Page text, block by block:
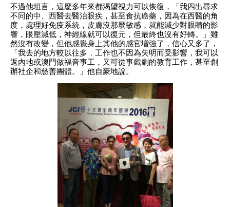
不過他坦言，這麼多年來都渴望視力可以恢復，「我四出尋求
不同的中、西醫去醫治眼疾，甚至食抗癌藥，因為在西醫的角
度，處理好免疫系統，皮膚沒那麼敏感，就能減少對眼睛的影
響，眼壓減低，神經線就可以復元，但最終也沒有好轉。」雖
然沒有改變，但他感覺身上其他的感官増強了，信心又多了，
「我去的地方較以往多，工作也不因為失明而受影響，我可以
返內地或澳門做福音事工，又可從事戲劇的教育工作，甚至創
辦社企和慈善團體。」他自豪地說。